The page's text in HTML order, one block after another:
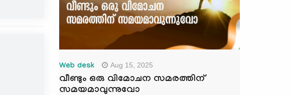
Web desk Aug 15, 2025
വീണ്ടും ഒരു വിമോചന സമരത്തിന്
സമയമാവുന്നുവോ